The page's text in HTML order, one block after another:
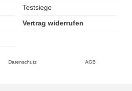
Testsiege
Vertrag widerrufen
Datenschutz AGB